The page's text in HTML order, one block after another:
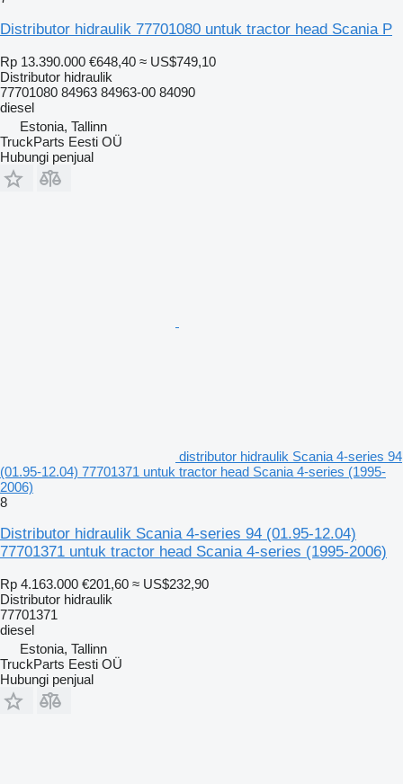
Distributor hidraulik 77701080 untuk tractor head Scania P
Rp 13.390.000 €648,40 ≈ US$749,10
Distributor hidraulik
77701080 84963 84963-00 84090
diesel
Estonia, Tallinn
TruckParts Eesti OÜ
Hubungi penjual
distributor hidraulik Scania 4-series 94
(01.95-12.04) 77701371 untuk tractor head Scania 4-series (1995-
2006)
8
Distributor hidraulik Scania 4-series 94 (01.95-12.04)
77701371 untuk tractor head Scania 4-series (1995-2006)
Rp 4.163.000 €201,60 ≈ US$232,90
Distributor hidraulik
77701371
diesel
Estonia, Tallinn
TruckParts Eesti OÜ
Hubungi penjual